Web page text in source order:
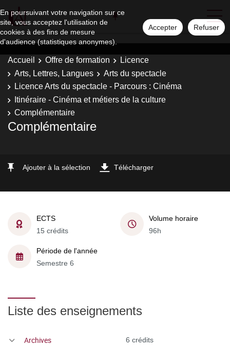
En poursuivant votre navigation sur ce
site, vous acceptez l'utilisation de
cookies à des fins de mesure
d'audience (statistiques anonymes).
Accepter Refuser
Accueil Offre de formation
Licence
Arts, Lettres, Langues
Arts du spectacle
Licence Arts du spectacle - Parcours : Cinéma
Itinéraire - Cinéma et métiers de la culture
Complémentaire
Complémentaire
Ajouter à la sélection Télécharger
ECTS
15 crédits
Volume horaire
96h
Période de l'année
Semestre 6
Liste des enseignements
Archives 6 crédits